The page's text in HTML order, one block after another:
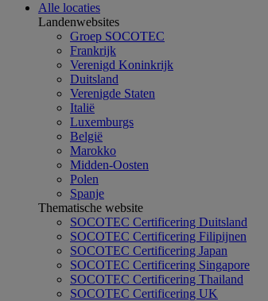
Alle locaties
Landenwebsites
Groep SOCOTEC
Frankrijk
Verenigd Koninkrijk
Duitsland
Verenigde Staten
Italië
Luxemburgs
België
Marokko
Midden-Oosten
Polen
Spanje
Thematische website
SOCOTEC Certificering Duitsland
SOCOTEC Certificering Filipijnen
SOCOTEC Certificering Japan
SOCOTEC Certificering Singapore
SOCOTEC Certificering Thailand
SOCOTEC Certificering UK